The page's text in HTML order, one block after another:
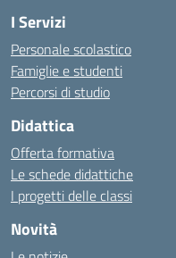
I Servizi
Personale scolastico
Famiglie e studenti
Percorsi di studio
Didattica
Offerta formativa
Le schede didattiche
I progetti delle classi
Novità